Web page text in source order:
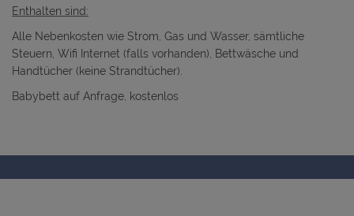
Enthalten sind:
Alle Nebenkosten wie Strom, Gas und Wasser, sämtliche
Steuern, Wifi Internet (falls vorhanden), Bettwäsche und
Handtücher (keine Strandtücher).
Babybett auf Anfrage, kostenlos